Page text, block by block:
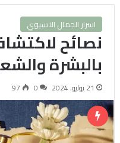
اسرار الجمال الاسيوي
نصائح
بالبشرة
21 يوليو، 2024 0
97